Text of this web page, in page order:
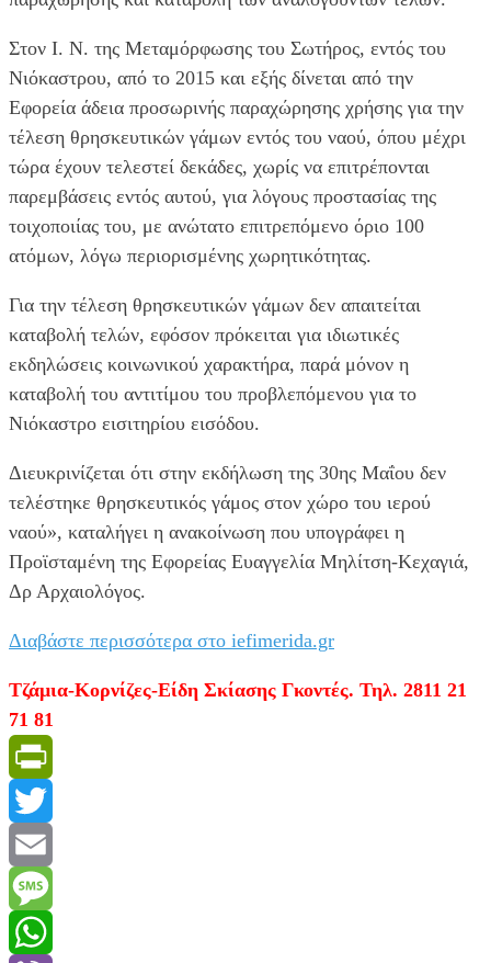
Στον Ι. Ν. της Μεταμόρφωσης του Σωτήρος, εντός του
Νιόκαστρου, από το 2015 και εξής δίνεται από την
Εφορεία άδεια προσωρινής παραχώρησης χρήσης για την
τέλεση θρησκευτικών γάμων εντός του ναού, όπου μέχρι
τώρα έχουν τελεστεί δεκάδες, χωρίς να επιτρέπονται
παρεμβάσεις εντός αυτού, για λόγους προστασίας της
τοιχοποιίας του, με ανώτατο επιτρεπόμενο όριο 100
ατόμων, λόγω περιορισμένης χωρητικότητας.
Για την τέλεση θρησκευτικών γάμων δεν απαιτείται
καταβολή τελών, εφόσον πρόκειται για ιδιωτικές
εκδηλώσεις κοινωνικού χαρακτήρα, παρά μόνον η
καταβολή του αντιτίμου του προβλεπόμενου για το
Νιόκαστρο εισιτηρίου εισόδου.
Διευκρινίζεται ότι στην εκδήλωση της 30ης Μαΐου δεν
τελέστηκε θρησκευτικός γάμος στον χώρο του ιερού
ναού», καταλήγει η ανακοίνωση που υπογράφει η
Προϊσταμένη της Εφορείας Ευαγγελία Μηλίτση-Κεχαγιά,
Δρ Αρχαιολόγος.
Διαβάστε περισσότερα στο iefimerida.gr
Τζάμια-Κορνίζες-Είδη Σκίασης Γκοντές. Τηλ. 2811 21
71 81
PrintFriendly
Twitter
Email
Message